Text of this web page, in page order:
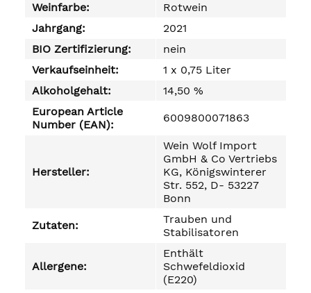
Weinfarbe:
Rotwein
Jahrgang:
2021
BIO Zertifizierung:
nein
Verkaufseinheit:
1 x 0,75 Liter
Alkoholgehalt:
14,50 %
European Article
Number (EAN):
6009800071863
Hersteller:
Wein Wolf Import
GmbH & Co Vertriebs
KG, Königswinterer
Str. 552, D- 53227
Bonn
Zutaten:
Trauben und
Stabilisatoren
Allergene:
Enthält
Schwefeldioxid
(E220)